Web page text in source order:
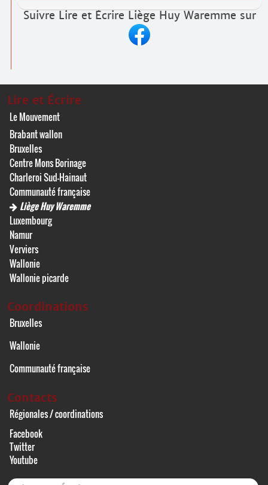
Suivre Lire et Écrire Liège Huy Waremme sur
Lire et Écrire
Le Mouvement
Brabant wallon
Bruxelles
Centre Mons Borinage
Charleroi Sud-Hainaut
Communauté française
Liège Huy Waremme
Luxembourg
Namur
Verviers
Wallonie
Wallonie picarde
Coordinations
Bruxelles
Wallonie
Communauté française
Contacts
Régionales / coordinations
Facebook
Twitter
Youtube